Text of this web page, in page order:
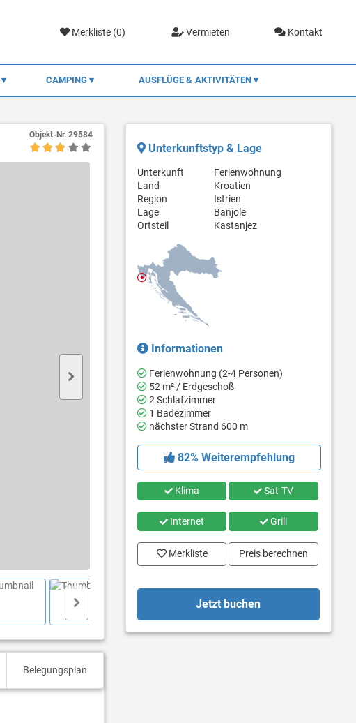
Merkliste (0) Vermieten Kontakt
CAMPING AUSFLÜGE & AKTIVITÄTEN
Objekt-Nr. 29584
Belegungsplan
Unterkunftstyp & Lage
Unterkunft
Ferienwohnung
Land
Kroatien
Region
Istrien
Lage
Banjole
Ortsteil
Kastanjez
Informationen
Ferienwohnung (2-4 Personen)
52 m² / Erdgeschoß
2 Schlafzimmer
1 Badezimmer
nächster Strand 600 m
82% Weiterempfehlung
Klima Sat-TV
Internet Grill
Merkliste Preis berechnen
Jetzt buchen